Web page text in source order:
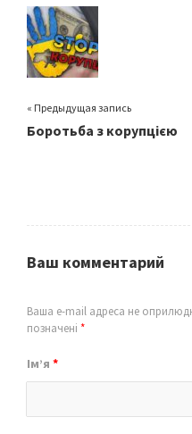
o
k
« Предыдущая запись
Боротьба з корупцією
Ваш комментарий
Ваша e-mail адреса не
позначені *
Ім’я *